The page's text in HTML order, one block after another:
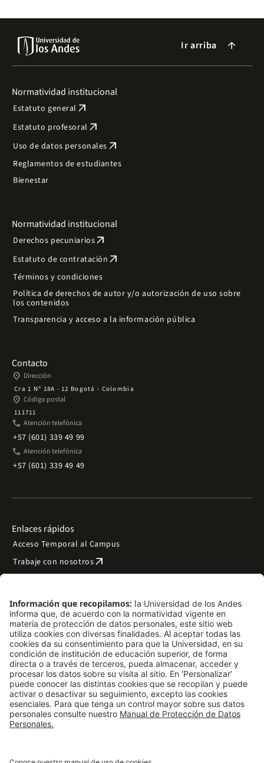
Ir arriba arrow_forward
Normatividad institucional
Estatuto general arrow_outward
Estatuto profesoral arrow_outward
Uso de datos personales arrow_outward
Reglamentos de estudiantes
Bienestar
Normatividad institucional
Derechos pecuniariosarrow_outward
Estatuto de contratación arrow_outward
Términos y condiciones
Política de derechos de autor y/o autorización de uso sobre
los contenidos
Transparencia y acceso a la información pública
Contacto
place Dirección
Cra 1 Nº 18A - 12 Bogotá - Colombia
place Código postal
111711
phone Atención telefónica
+57 (601) 339 49 99
phone Atención telefónica
+57 (601) 339 49 49
Enlaces rápidos
Acceso Temporal al Campus
Trabaje con nosotrosarrow_outward
Preguntas frecuentes
Filantropía y donacionesarrow_outward
Mapa del sitio arrow_outward
Síguenos
LinkedIn
Instagram
Facebook